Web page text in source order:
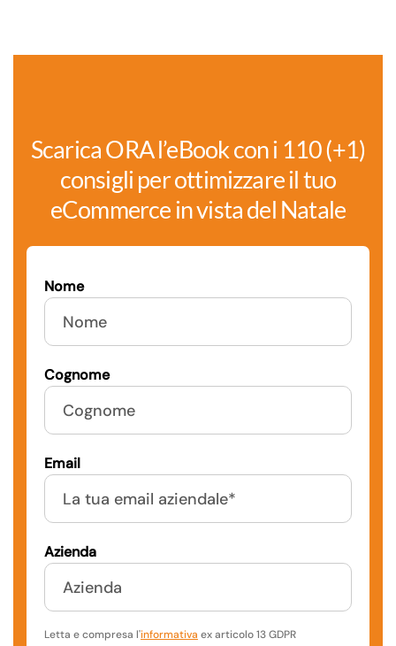
Scarica ORA l’eBook con i 110 (+1)
consigli per ottimizzare il tuo
eCommerce in vista del Natale
Nome
Cognome
Email
Azienda
Letta e compresa l'informativa ex articolo 13 GDPR